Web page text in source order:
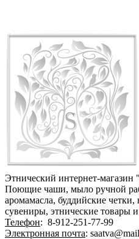
Этнический интернет-магазин
Поющие чаши, мыло ручной
аромамасла, буддийские четки,
сувениры, этнические товары
Телефон: 8-912-251-77-99
Электронная почта: